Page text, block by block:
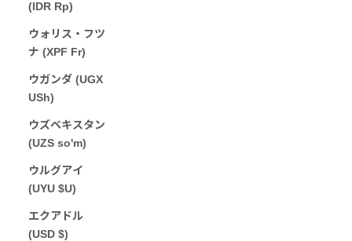
(IDR Rp)
ウォリス・フツ
ナ (XPF Fr)
ウガンダ (UGX
USh)
ウズベキスタン
(UZS so'm)
ウルグアイ
(UYU $U)
エクアドル
(USD $)